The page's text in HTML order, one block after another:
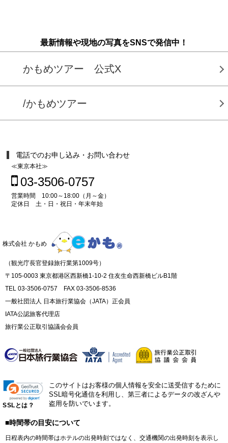
最新情報や現地の写真をSNSで発信中！
かもめツアー 公式X
/かもめツアー
電話でのお申し込み・お問い合わせ
≪東京本社≫
03-3506-0757
営業時間 10:00～18:00（月～金）
定休日 土・日・祝日・年末年始
株式会社 かもめ
（観光庁長官登録旅行業第1009号）
〒105-0003 東京都港区西新橋1-10-2 住友生命西新橋ビルB1階
TEL 03-3506-0757 FAX 03-3506-8536
一般社団法人 日本旅行業協会（JATA）正会員
IATA公認旅客代理店
旅行業公正取引協議会会員
SSLとは？
このサイトはお客様の個人情報を安全に送受信するために
SSL暗号化通信を利用し、第三者によるデータの改ざんや
盗用を防いでいます。
■時間帯の目安について
日程表内の時間帯はホテルの出発時刻ではなく、交通機関の出発時刻を表示し